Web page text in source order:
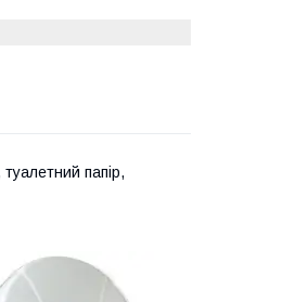
папір,